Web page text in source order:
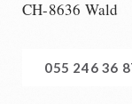
CH-8636 Wald
055 246 36